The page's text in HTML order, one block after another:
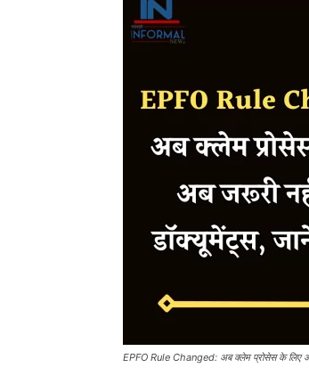
EPFO Rule Changed: अब क्लेम प्रोसेस के लिए